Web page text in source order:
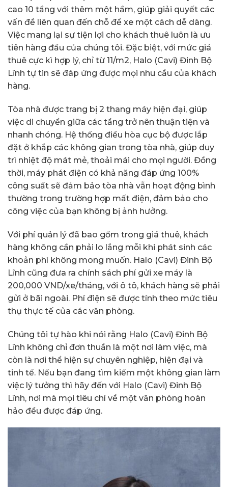
cao 10 tầng với thêm một hầm, giúp giải quyết các
vấn đề liên quan đến chỗ để xe một cách dễ dàng.
Việc mang lại sự tiện lợi cho khách thuê luôn là ưu
tiên hàng đầu của chúng tôi. Đặc biệt, với mức giá
thuê cực kì hợp lý, chỉ từ 11/m2, Halo (Cavi) Đinh Bộ
Lĩnh tự tin sẽ đáp ứng được mọi nhu cầu của khách
hàng.
Tòa nhà được trang bị 2 thang máy hiện đại, giúp
việc di chuyển giữa các tầng trở nên thuận tiện và
nhanh chóng. Hệ thống điều hòa cục bộ được lắp
đặt ở khắp các không gian trong tòa nhà, giúp duy
trì nhiệt độ mát mẻ, thoải mái cho mọi người. Đồng
thời, máy phát điện có khả năng đáp ứng 100%
công suất sẽ đảm bảo tòa nhà vẫn hoạt động bình
thường trong trường hợp mất điện, đảm bảo cho
công việc của bạn không bị ảnh hưởng.
Với phí quản lý đã bao gồm trong giá thuê, khách
hàng không cần phải lo lắng mỗi khi phát sinh các
khoản phí không mong muốn. Halo (Cavi) Đinh Bộ
Lĩnh cũng đưa ra chính sách phí gửi xe máy là
200,000 VND/xe/tháng, với ô tô, khách hàng sẽ phải
gửi ở bãi ngoài. Phí điện sẽ được tính theo mức tiêu
thụ thực tế của các văn phòng.
Chúng tôi tự hào khi nói rằng Halo (Cavi) Đinh Bộ
Lĩnh không chỉ đơn thuần là một nơi làm việc, mà
còn là nơi thể hiện sự chuyên nghiệp, hiện đại và
tinh tế. Nếu bạn đang tìm kiếm một không gian làm
việc lý tưởng thì hãy đến với Halo (Cavi) Đinh Bộ
Lĩnh, nơi mà mọi tiêu chí về một văn phòng hoàn
hảo đều được đáp ứng.